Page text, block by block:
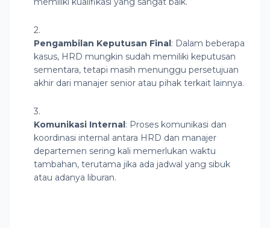
Pengambilan Keputusan Final: Dalam beberapa
kasus, HRD mungkin sudah memiliki keputusan
sementara, tetapi masih menunggu persetujuan
akhir dari manajer senior atau pihak terkait lainnya.
Komunikasi Internal: Proses komunikasi dan
koordinasi internal antara HRD dan manajer
departemen sering kali memerlukan waktu
tambahan, terutama jika ada jadwal yang sibuk
atau adanya liburan.